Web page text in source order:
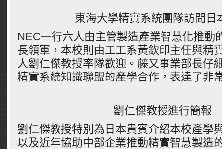
東海大學精實系統團隊訪問日
NEC一行六人由主管製造產業智慧化推動
長領軍，本校則由工工系黃欽印主任與精
人劉仁傑教授率隊歡迎。藤又事業部長仔
精實系統知識聯盟的產學合作，表達了非
劉仁傑教授進行簡報
劉仁傑教授特別為日本貴賓介紹本校產學
以及近年協助中部企業推動精實智慧製造